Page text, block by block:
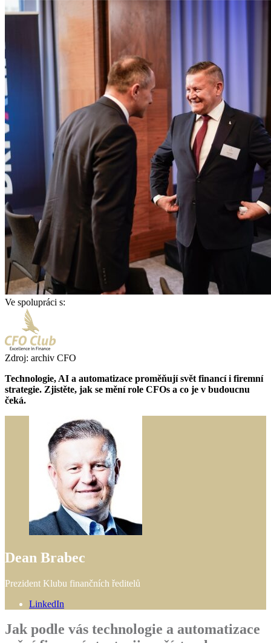
Ve spolupráci s:
Zdroj: archiv CFO
Technologie, AI a automatizace proměňují svět financí i firemní
strategie. Zjistěte, jak se mění role CFOs a co je v budoucnu
čeká.
Dean Brabec
Prezident Klubu finančních ředitelů
LinkedIn
Jak podle vás technologie a automatizace